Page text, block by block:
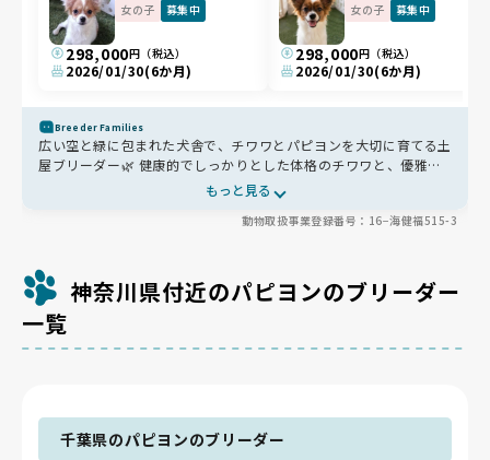
女の子 募集中
298,000円（税込）
2026/01/30(6か月)
女の子 募集中
298,000円（税込）
2026/01/30(6か月)
Breeder Families
広い空と緑に包まれた犬舎で、チワワとパピヨンを大切に育てる土
屋ブリーダー🌿 健康的でしっかりとした体格のチワワと、優雅な
美しさが魅力のパピヨンたちは、日々の食事や運動、丁寧な繁殖管
理でのびのびと育っています🐾 初めての方も安心して迎えられ
る、明るく元気な子たちが揃っています😊
もっと見る
動物取扱事業登録番号：16−海健福515-3
神奈川県付近のパピヨンのブリーダー
一覧
千葉県のパピヨンのブリーダー